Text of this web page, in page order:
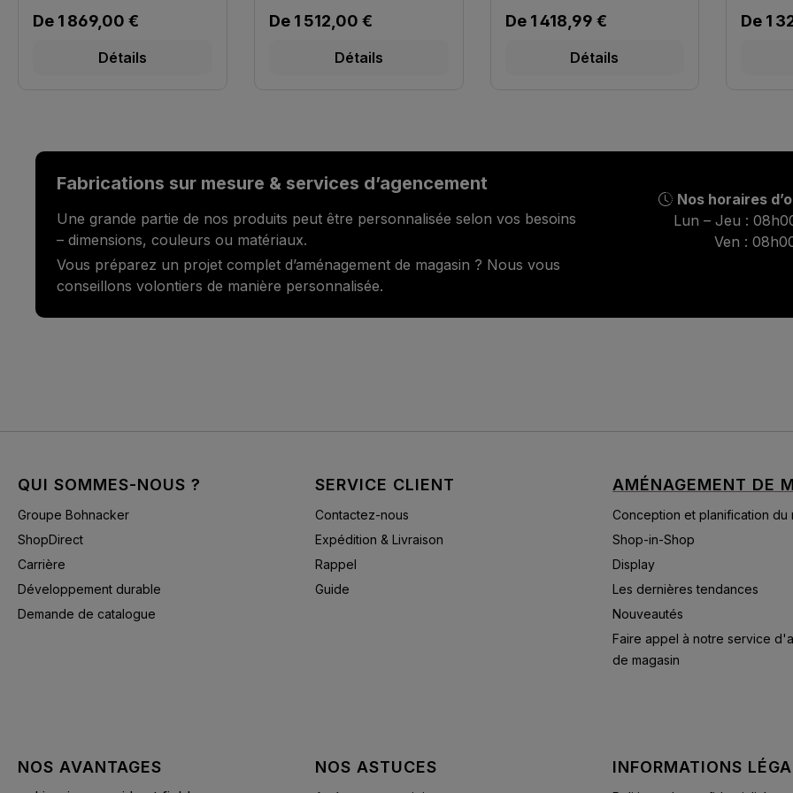
Prix régulier :
De 1 869,00 €
Détails
Prix régulier :
De 1 512,00 €
Détails
Prix régulier :
De 1 418,99 €
Détails
Prix
De 1
Fabrications sur mesure & services d’agencement
Une grande partie de nos produits peut être personnalisée selon vos besoins
– dimensions, couleurs ou matériaux.
Vous préparez un projet complet d’aménagement de magasin ? Nous vous
conseillons volontiers de manière personnalisée.
Nos horaires
Lun – Jeu :
Ven :
QUI SOMMES-NOUS ?
Groupe Bohnacker
ShopDirect
Carrière
Développement durable
Demande de catalogue
SERVICE CLIENT
Contactez-nous
Expédition & Livraison
Rappel
Guide
AMÉNAGEMENT DE
Conception et planification du
Shop-in-Shop
Display
Les dernières tendances
Nouveautés
Faire appel à notre service
de magasin
NOS AVANTAGES NOS ASTUCES INFORMATIONS